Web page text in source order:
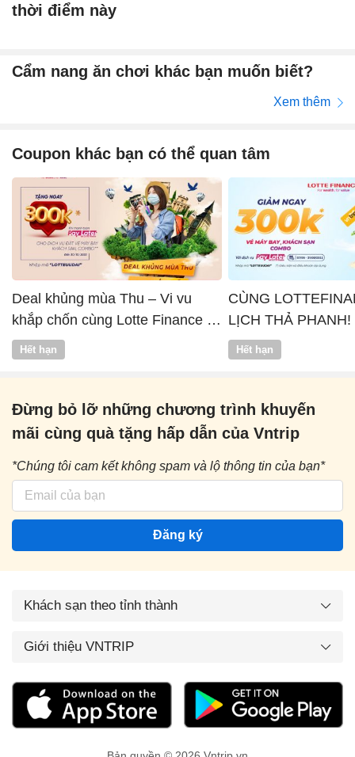
thời điểm này
Cẩm nang ăn chơi khác bạn muốn biết?
Xem thêm
Coupon khác bạn có thể quan tâm
Deal khủng mùa Thu – Vi vu
khắp chốn cùng Lotte Finance x
Vntrip
Hết hạn
CÙNG
LỊCH THẢ PHANH!
Hết hạn
Đừng bỏ lỡ những chương trình khuyến
mãi cùng quà tặng hấp dẫn của Vntrip
*Chúng tôi cam kết không spam và lộ thông tin của bạn*
Đăng ký
Khách sạn theo tỉnh thành
Giới thiệu VNTRIP